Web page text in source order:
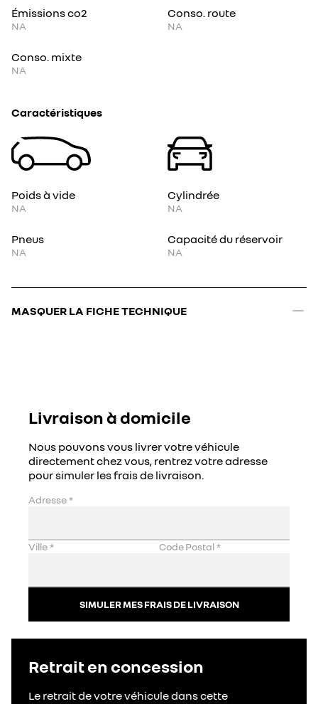
MASQUER LA FICHE TECHNIQUE
Émissions co2
NA
Conso. route
NA
Conso. mixte
NA
Caractéristiques
Poids à vide
NA
Cylindrée
NA
Pneus
NA
Capacité du réservoir
NA
Livraison à domicile
Nous pouvons vous livrer votre véhicule
directement chez vous, rentrez votre adresse
pour simuler les frais de livraison.
Adresse*
Ville* Code Postal*
SIMULER MES FRAIS DE LIVRAISON
Retrait en concession
Le retrait de votre véhicule dans cette